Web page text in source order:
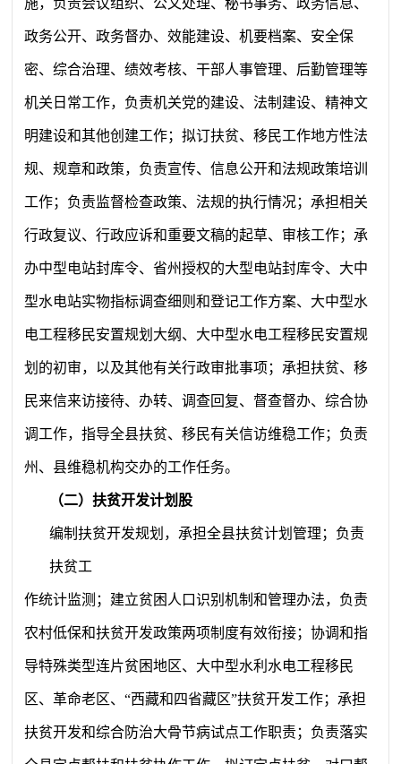
政务公开、政务督办、效能建设、机要档案、安全保
密、综合治理、绩效考核、干部人事管理、后勤管理等
机关日常工作，负责机关党的建设、法制建设、精神文
明建设和其他创建工作；拟订扶贫、移民工作地方性法
规、规章和政策，负责宣传、信息公开和法规政策培训
工作；负责监督检查政策、法规的执行情况；承担相关
行政复议、行政应诉和重要文稿的起草、审核工作；承
办中型电站封库令、省州授权的大型电站封库令、大中
型水电站实物指标调查细则和登记工作方案、大中型水
电工程移民安置规划大纲、大中型水电工程移民安置规
划的初审，以及其他有关行政审批事项；承担扶贫、移
民来信来访接待、办转、调查回复、督查督办、综合协
调工作，指导全县扶贫、移民有关信访维稳工作；负责
州、县维稳机构交办的工作任务。
（二）扶贫开发计划股
编制扶贫开发规划，承担全县扶贫计划管理；负责
扶贫工
作统计监测；建立贫困人口识别机制和管理办法，负责
农村低保和扶贫开发政策两项制度有效衔接；协调和指
导特殊类型连片贫困地区、大中型水利水电工程移民
区、革命老区、“西藏和四省藏区”扶贫开发工作；承担
扶贫开发和综合防治大骨节病试点工作职责；负责落实